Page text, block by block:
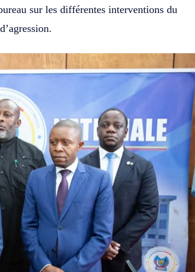
sur les différentes interventions du